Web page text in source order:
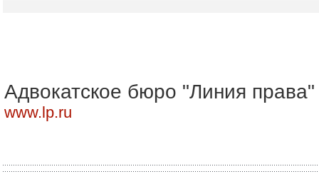
Адвокатское бюро "Линия
www.lp.ru